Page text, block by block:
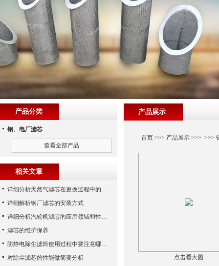
产品展示
首页>>> 产品展示>>> >>>
点击看大图
产品分类
钢、电厂滤芯
查看全部产品
相关文章
详细分析天然气滤芯在更换过程中的注意事项
详细解析钢厂滤芯的安装方式
详细分析汽轮机滤芯的应用领域和性能特点
滤芯的维护保养
防静电除尘滤筒使用过程中要注意哪些事项
对除尘滤芯的性能做简要分析